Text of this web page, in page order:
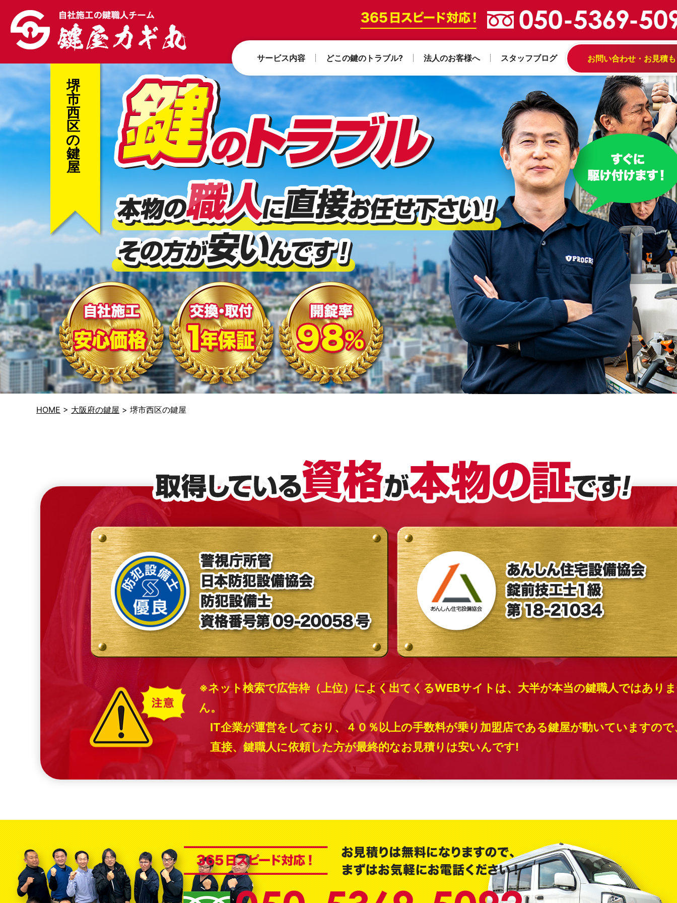
サービス内容 どこの鍵のトラブル? 法人のお客様へ スタッフブログ お問い合わせ・お見積
堺
市
西
区
の
鍵
屋
HOME > 大阪府の鍵屋 > 堺市西区の鍵屋
※ネット検索で広告枠（上位）によく出てくるWEBサイトは、大半が本当の鍵職人ではあり
ん。
IT企業が運営をしており、４０％以上の手数料が乗り加盟店である鍵屋が動いていますので
直接、鍵職人に依頼した方が最終的なお見積りは安いんです!